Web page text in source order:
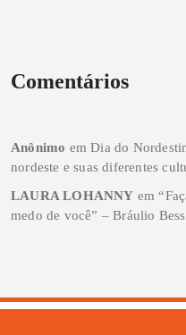
Comentários
Anônimo emDia do
nordeste e suas diferentes
LAURA LOHANNY em
medo de você” – Bráulio